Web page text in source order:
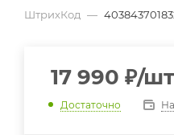
ШтрихКод —
17 990 ₽/шт
Достаточно